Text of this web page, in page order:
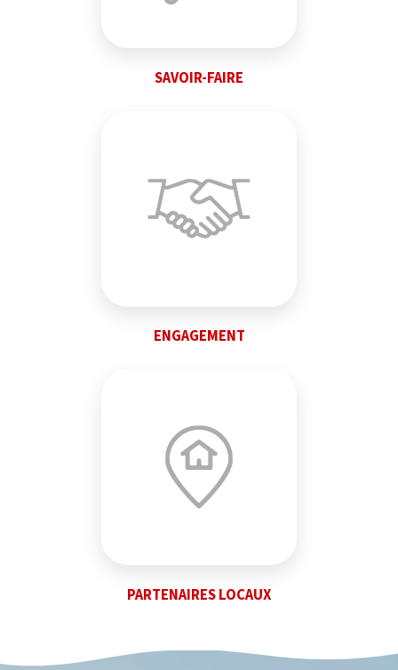
SAVOIR-FAIRE
ENGAGEMENT
PARTENAIRES LOCAUX